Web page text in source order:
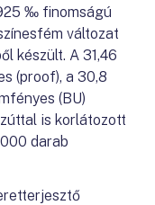
‰ finomságú
változat
készült. A 31,46
(proof), a 30,8
(BU)
is korlátozott
darab